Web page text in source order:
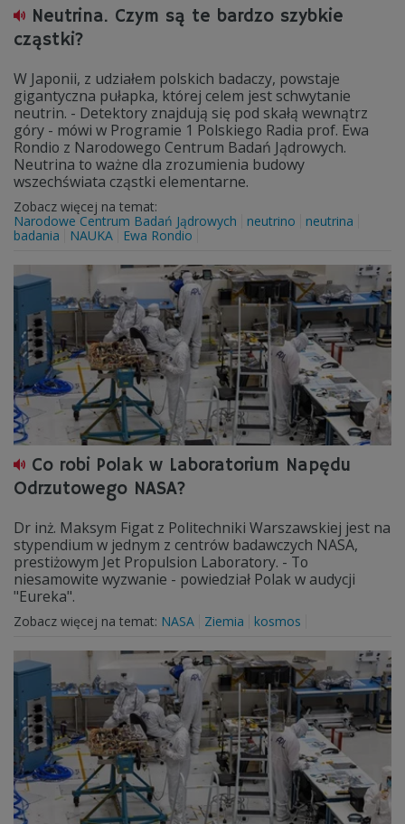
Neutrina. Czym są te bardzo szybkie
cząstki?
W Japonii, z udziałem polskich badaczy, powstaje
gigantyczna pułapka, której celem jest schwytanie
neutrin. - Detektory znajdują się pod skałą wewnątrz
góry - mówi w Programie 1 Polskiego Radia prof. Ewa
Rondio z Narodowego Centrum Badań Jądrowych.
Neutrina to ważne dla zrozumienia budowy
wszechświata cząstki elementarne.
Zobacz więcej na temat:
Narodowe Centrum Badań Jądrowych
neutrino
neutrina
badania
NAUKA Ewa Rondio
Co robi Polak w Laboratorium Napędu
Odrzutowego NASA?
Dr inż. Maksym Figat z Politechniki Warszawskiej jest na
stypendium w jednym z centrów badawczych NASA,
prestiżowym Jet Propulsion Laboratory. - To
niesamowite wyzwanie - powiedział Polak w audycji
"Eureka".
Zobacz więcej na temat: NASA Ziemia kosmos